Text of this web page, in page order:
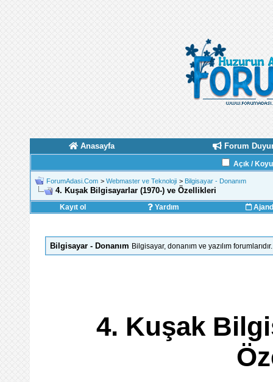
Anasayfa Forum
Açık /
ForumAdasi.Com > Webmaster ve Teknoloji > Bilgisayar - Donanım
4. Kuşak Bilgisayarlar (1970-) ve Özellikleri
Kayıt ol Yardım
Bilgisayar - Donanım Bilgisayar, donanım ve yazılım
4. Kuşak